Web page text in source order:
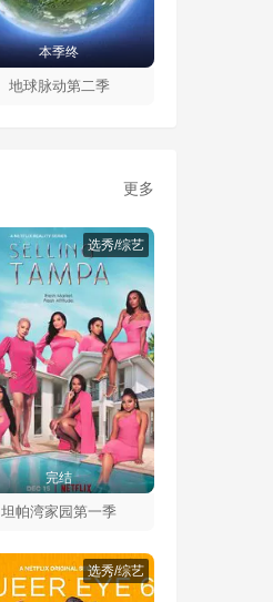
本季终
地球脉动第二季
更多
完结
选秀/综艺
坦帕湾家园第一季
选秀/综艺